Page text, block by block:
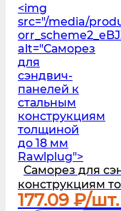
<img
src="/media/
alt="Саморез
для
сэндвич-
панелей к
стальным
конструкциям
толщиной
до 18 мм
Rawlplug">
Саморез для
конструкциям
177.09 ₽/шт.